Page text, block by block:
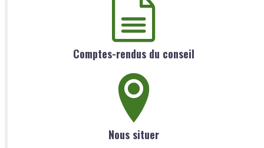
Comptes-rendus du conseil
Nous situer